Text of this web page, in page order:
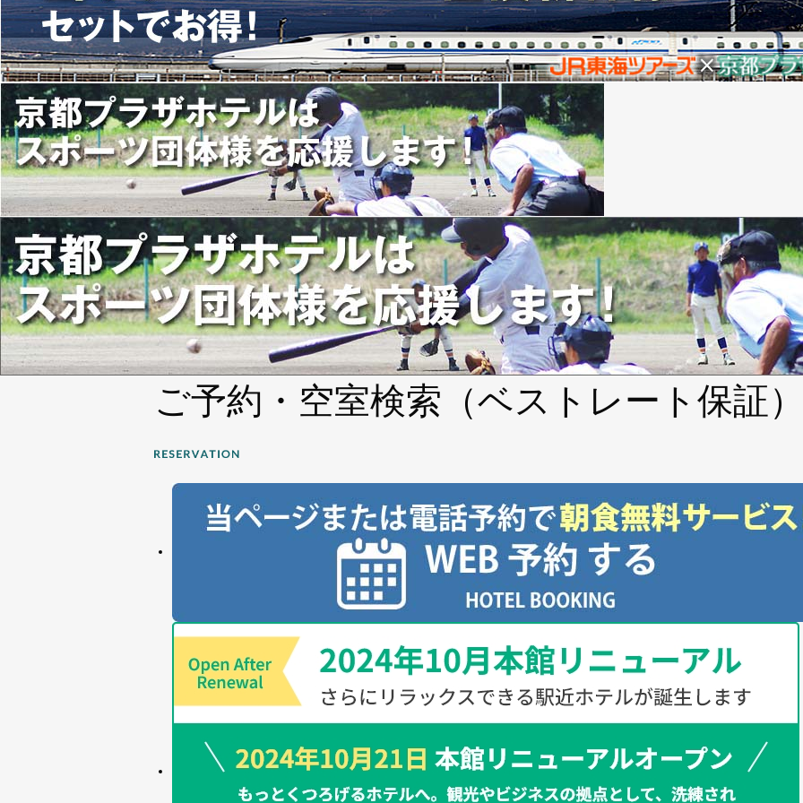
ご予約・空室検索（ベストレート保証